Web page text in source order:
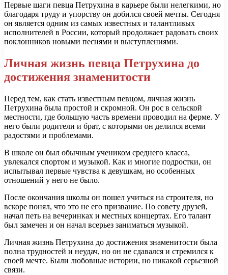
Первые шаги певца Петрухина в карьере были нелегкими, но
благодаря труду и упорству он добился своей мечты. Сегодня
он является одним из самых известных и талантливых
исполнителей в России, который продолжает радовать своих
поклонников новыми песнями и выступлениями.
Личная жизнь певца Петрухина до
достижения знаменитости
Перед тем, как стать известным певцом, личная жизнь
Петрухина была простой и скромной. Он рос в сельской
местности, где большую часть времени проводил на ферме. У
него были родители и брат, с которыми он делился всеми
радостями и проблемами.
В школе он был обычным учеником среднего класса,
увлекался спортом и музыкой. Как и многие подростки, он
испытывал первые чувства к девушкам, но особенных
отношений у него не было.
После окончания школы он пошел учиться на строителя, но
вскоре понял, что это не его призвание. По совету друзей,
начал петь на вечеринках и местных концертах. Его талант
был замечен и он начал всерьез заниматься музыкой.
Личная жизнь Петрухина до достижения знаменитости была
полна трудностей и неудач, но он не сдавался и стремился к
своей мечте. Были любовные истории, но никакой серьезной
связи.